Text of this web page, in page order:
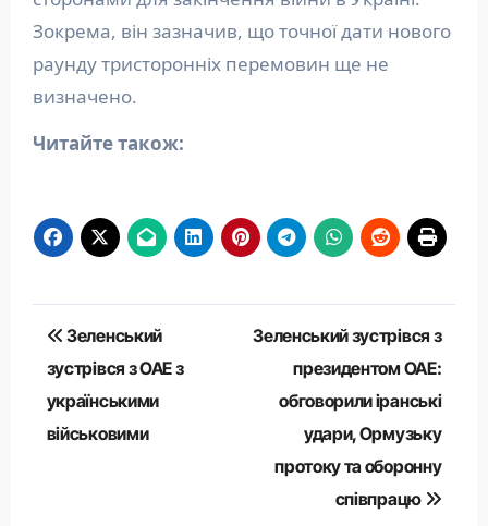
Зокрема, він зазначив, що точної дати нового
раунду тристоронніх перемовин ще не
визначено.
Читайте також:
Навігація
записів
Зеленський
зустрівся з ОАЕ з
українськими
військовими
Зеленський зустрівся з
президентом ОАЕ:
обговорили іранські
удари, Ормузьку
протоку та оборонну
співпрацю